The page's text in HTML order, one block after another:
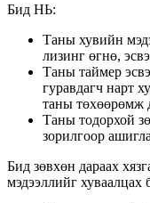
Бид НЬ:
Таны хувийн
лизинг өгнө,
Таны таймер
гуравдагч нарт
таны төхөөрөмж
Таны тодорхой
зорилгоор
Бид зөвхөн дараах
мэдээллийг хуваалцах